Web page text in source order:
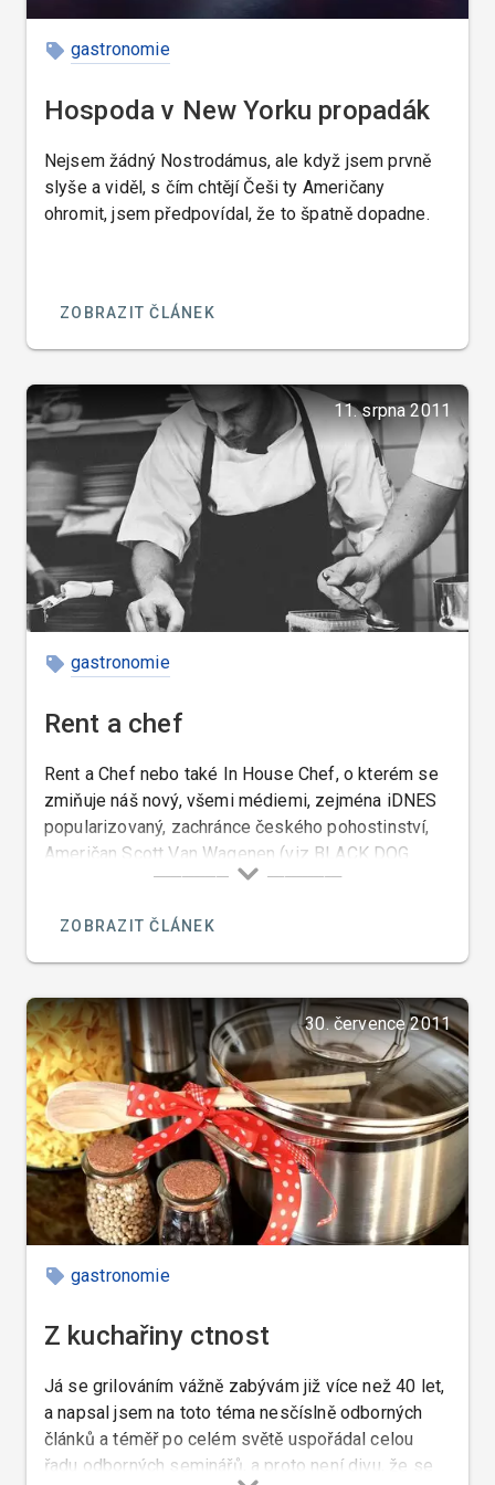
gastronomie
Hospoda v New Yorku propadák
Nejsem žádný Nostrodámus, ale když jsem prvně
slyše a viděl, s čím chtějí Češi ty Američany
ohromit, jsem předpovídal, že to špatně dopadne.
ZOBRAZIT ČLÁNEK
11. srpna 2011
gastronomie
Rent a chef
Rent a Chef nebo také In House Chef, o kterém se
zmiňuje náš nový, všemi médiemi, zejména iDNES
popularizovaný, zachránce českého pohostinství,
Američan Scott Van Wagenen (viz BLACK DOG
CANTINA) je kuchař, kterého si můžete najmout k
privátní kuchyni, ve vašem nádobí, na vašem
zařízení, z vámi vybraných potravin, eventuálně
božíhodovém porcelánu.
ZOBRAZIT ČLÁNEK
30. července 2011
gastronomie
Z kuchařiny ctnost
Já se grilováním vážně zabývám již více než 40 let,
a napsal jsem na toto téma nesčíslně odborných
článků a téměř po celém světě uspořádal celou
řadu odborných seminářů, a proto není divu, že se